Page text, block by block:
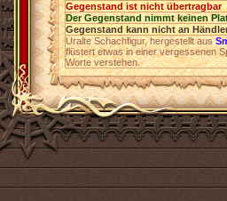
Gegenstand ist nicht übertragbar
Der Gegenstand nimmt keinen
Gegenstand kann nicht an
Uralte Schachfigur, hergestellt aus
flüstert etwas in einer vergessenen
Worte verstehen.